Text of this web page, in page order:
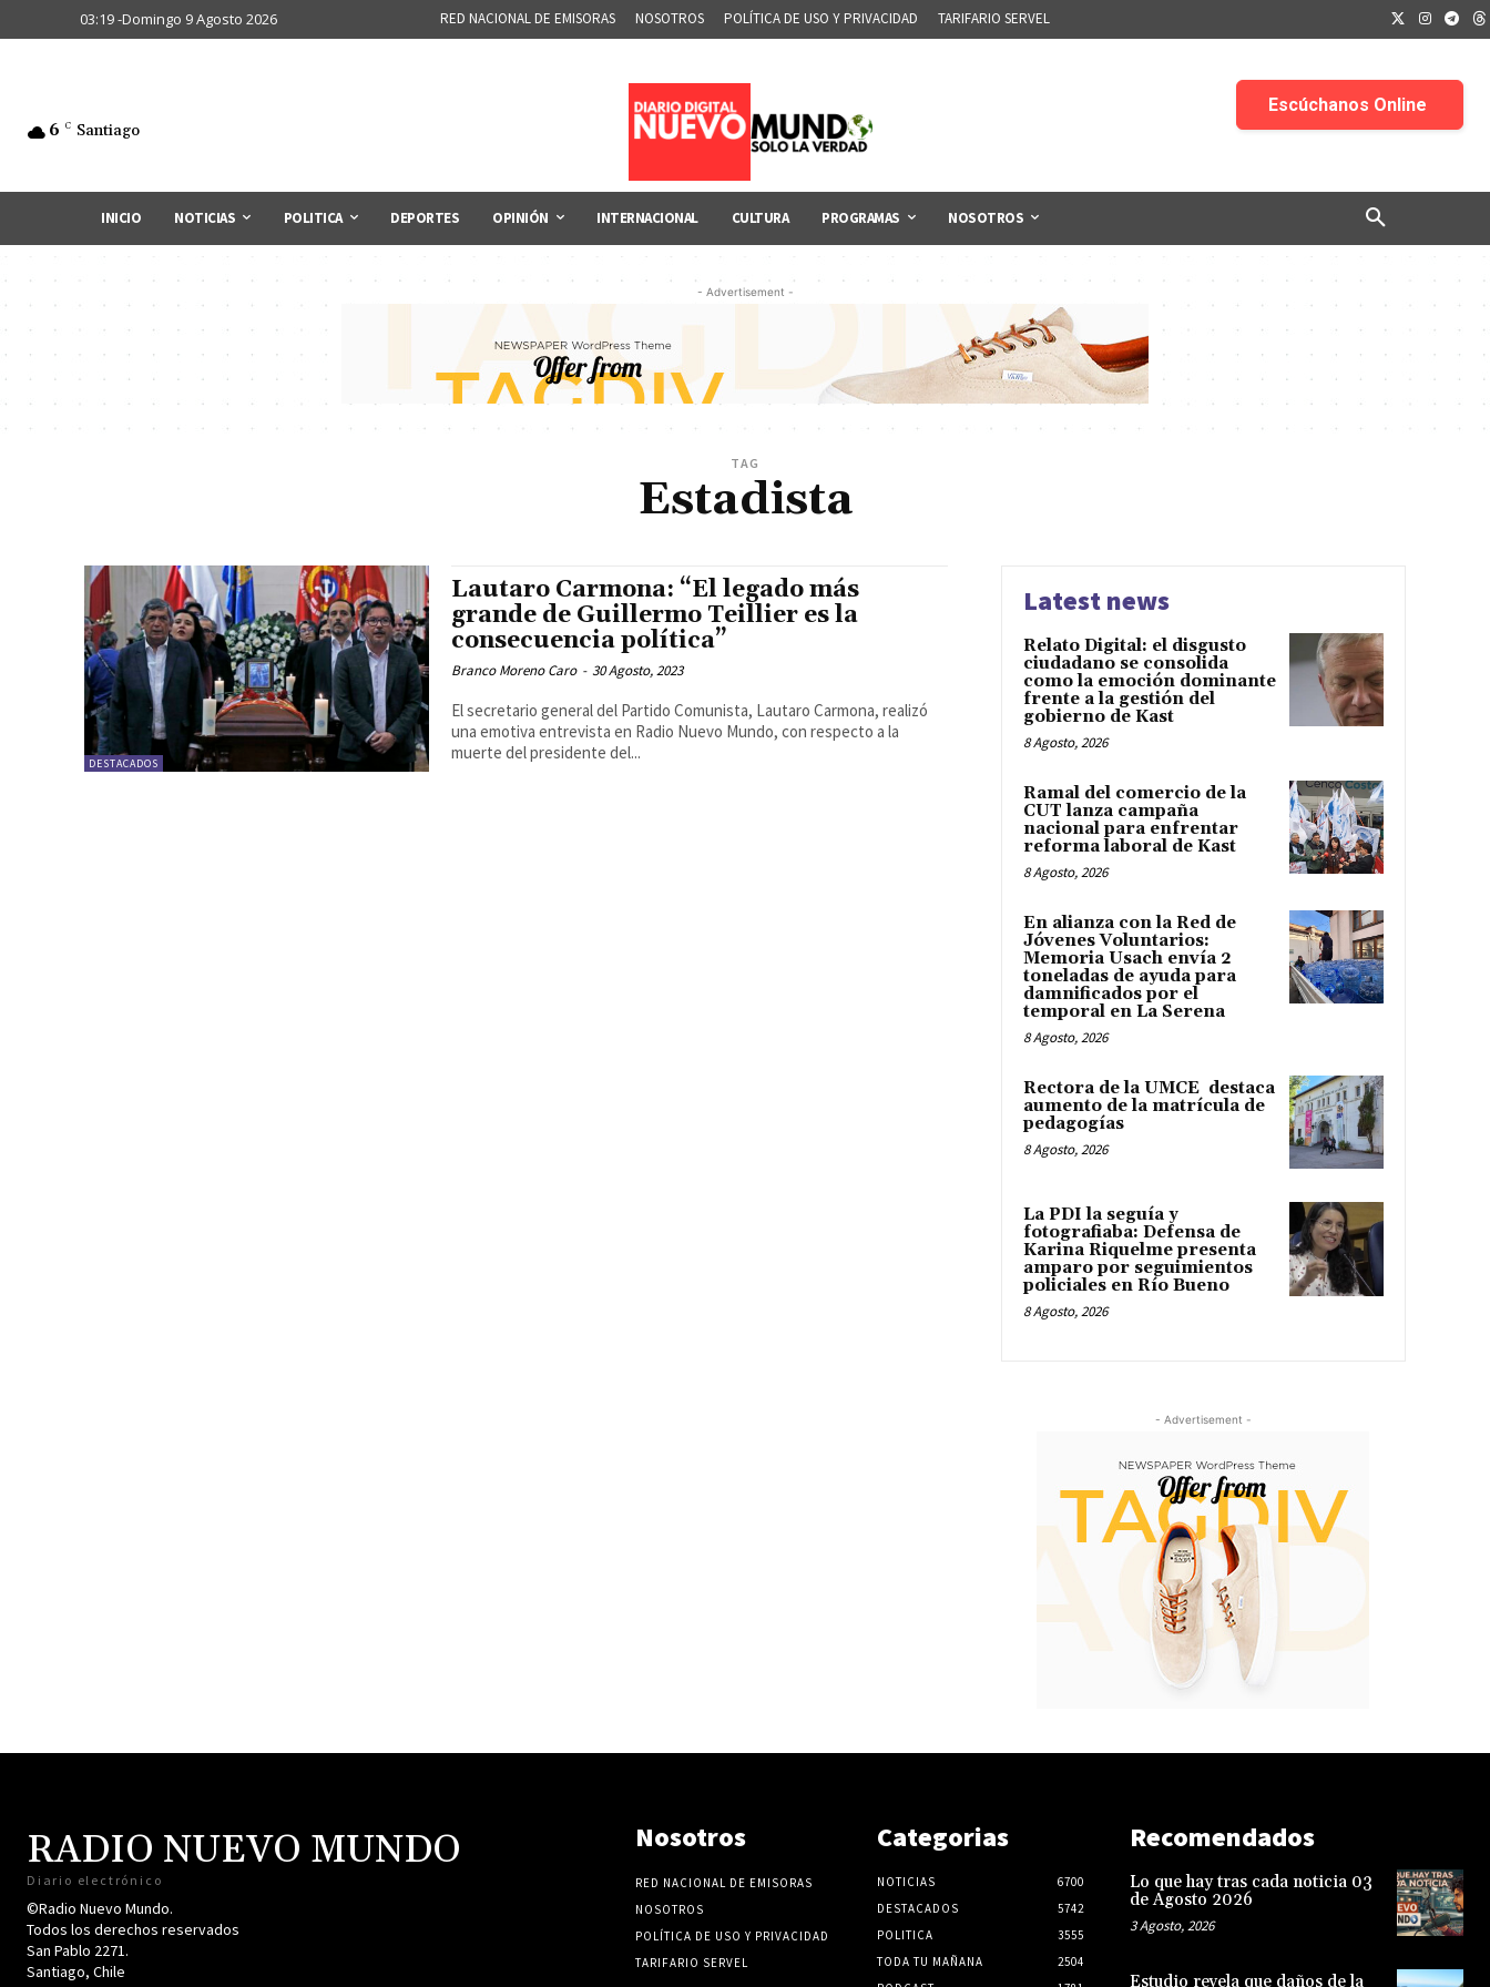
03:19 -Domingo 9 Agosto 2026 RED NACIONAL DE EMISORAS NOSOTROS POLÍTICA DE USO Y PRIVACIDAD TARIFARIO SERVEL
6 C Santiago
INICIO NOTICIAS POLITICA DEPORTES OPINIÓN INTERNACIONAL CULTURA PROGRAMAS NOSOTROS
- Advertisement -
TAG
Estadista
DESTACADOS
Lautaro Carmona: “El legado más
grande de Guillermo Teillier es la
consecuencia política”
Branco Moreno Caro - 30 Agosto, 2023
El secretario general del Partido Comunista, Lautaro Carmona, realizó
una emotiva entrevista en Radio Nuevo Mundo, con respecto a la
muerte del presidente del...
Latest news
Relato Digital: el disgusto
ciudadano se consolida
como la emoción dominante
frente a la gestión del
gobierno de Kast
8 Agosto, 2026
Ramal del comercio de la
CUT lanza campaña
nacional para enfrentar
reforma laboral de Kast
8 Agosto, 2026
En alianza con la Red de
Jóvenes Voluntarios:
Memoria Usach envía 2
toneladas de ayuda para
damnificados por el
temporal en La Serena
8 Agosto, 2026
Rectora de la UMCE destaca
aumento de la matrícula de
pedagogías
8 Agosto, 2026
La PDI la seguía y
fotografiaba: Defensa de
Karina Riquelme presenta
amparo por seguimientos
policiales en Río Bueno
8 Agosto, 2026
- Advertisement -
RADIO NUEVO MUNDO
Diario electrónico
©Radio Nuevo Mundo.
Todos los derechos reservados
San Pablo 2271.
Santiago, Chile
Nosotros
RED NACIONAL DE EMISORAS
NOSOTROS
POLÍTICA DE USO Y PRIVACIDAD
TARIFARIO SERVEL
Categorias
NOTICIAS
6700
DESTACADOS
5742
POLITICA
3555
TODA TU MAÑANA
2504
Recomendados
Lo que hay tras cada noticia 03
de Agosto 2026
3 Agosto, 2026
Estudio revela que daños de la